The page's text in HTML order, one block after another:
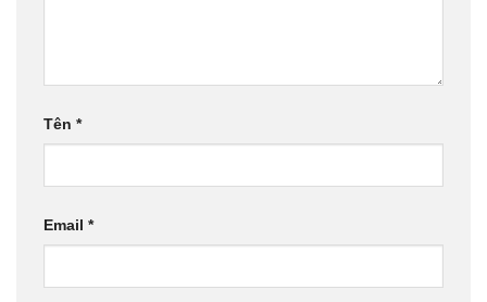
Tên *
Email *